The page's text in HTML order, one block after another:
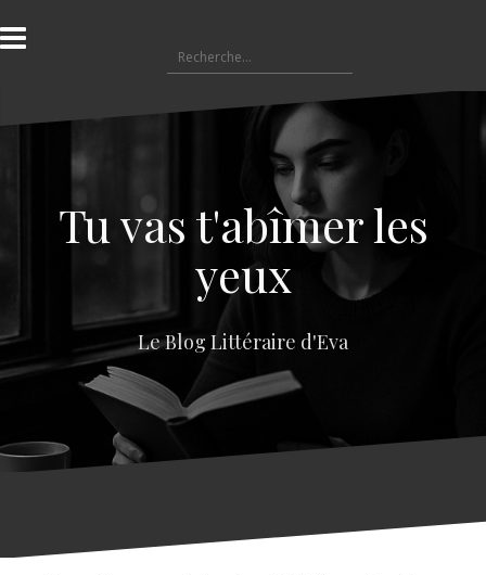
l
a
e
e
Tu vas t'abîmer les
yeux
Le Blog Littéraire d'Eva